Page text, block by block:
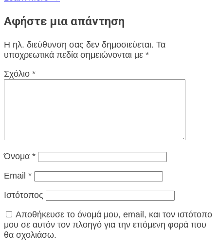
Αφήστε μια απάντηση
Η ηλ. διεύθυνση σας δεν δημοσιεύεται. Τα
υποχρεωτικά πεδία σημειώνονται με *
Σχόλιο *
Όνομα *
Email *
Ιστότοπος
Αποθήκευσε το όνομά μου, email, και τον ιστότοπο
μου σε αυτόν τον πλοηγό για την επόμενη φορά που
θα σχολιάσω.